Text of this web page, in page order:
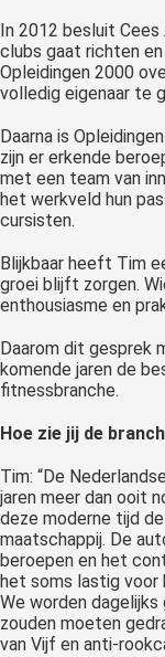
In 2012 besluit
clubs gaat richten
Opleidingen 2000
volledig eigenaar te
Daarna is
zijn er erkende
met een team van
het werkveld hun
cursisten.
Blijkbaar heeft Tim
groei blijft zorgen.
enthousiasme en
Daarom dit gesprek
komende jaren de
fitnessbranche.
Hoe zie jij de
Tim: “De
jaren meer dan ooit
deze moderne tijd
maatschappij. De
beroepen en het
het soms lastig voor
We worden dagelijks
zouden moeten
van Vijf en anti-